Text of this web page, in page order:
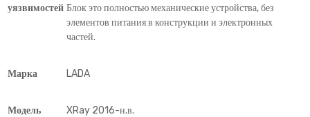
уязвимостей Блок это полностью механические устройства, без
элементов питания в конструкции и электронных
частей.
Марка LADA
Модель XRay 2016-н.в.